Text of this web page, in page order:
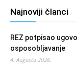
Najnoviji članci
REZ potpisao
osposobljavanje
4. Augusta 2026.